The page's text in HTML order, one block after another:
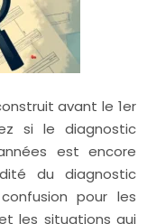
avant le 1er
si le diagnostic
est encore
du diagnostic
pour les
les situations qui